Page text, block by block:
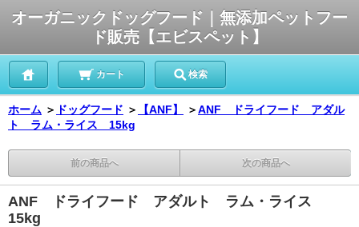
オーガニックドッグフード｜無添加ペットフー
ド販売【エビスペット】
カート 検索
ホーム ＞ ドッグフード ＞ 【ANF】 ＞ANF ドライフード アダル
ト ラム・ライス 15kg
前の商品へ 次の商品へ
ANF ドライフード アダルト ラム・ライス
15kg